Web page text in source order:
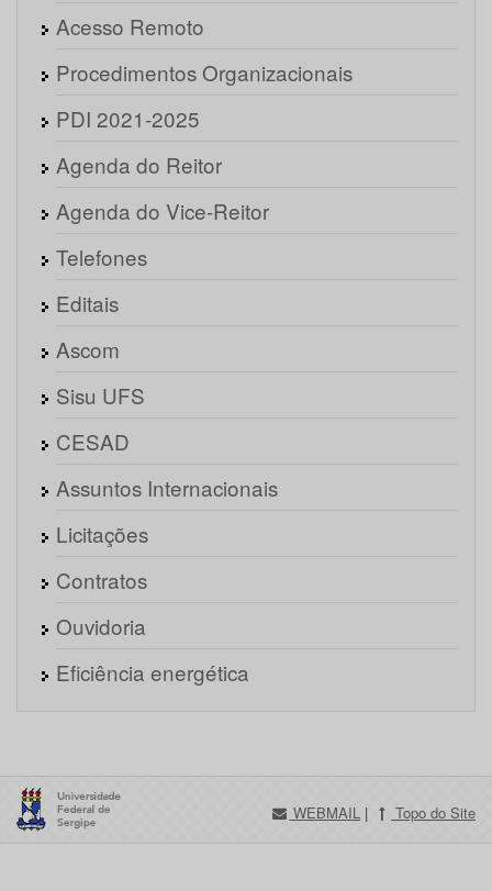
Acesso Remoto
Procedimentos Organizacionais
PDI 2021-2025
Agenda do Reitor
Agenda do Vice-Reitor
Telefones
Editais
Ascom
Sisu UFS
CESAD
Assuntos Internacionais
Licitações
Contratos
Ouvidoria
Eficiência energética
WEBMAIL | Topo do Site